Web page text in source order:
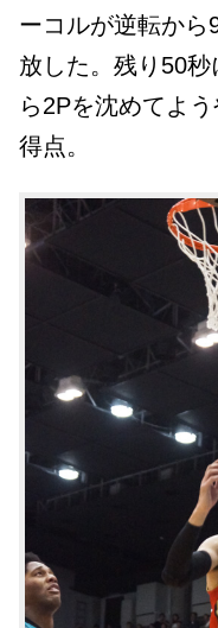
ーコルが逆転から
放した。残り50
ら2Pを沈めてよ
得点。